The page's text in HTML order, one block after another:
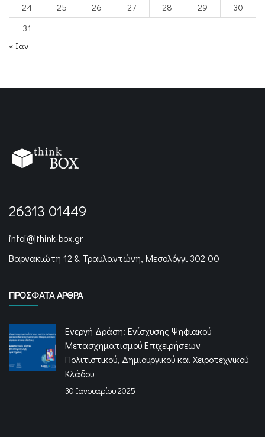
24
25 26 27 28 29
30
31
« Ιαν
26313 01449
info[@]think-box.gr
Βαρνακιώτη 12 & Τραυλαντώνη, Μεσολόγγι 302 00
ΠΡΌΣΦΑΤΑ ΆΡΘΡΑ
Ενεργή Δράση: Ενίσχυσης Ψηφιακού
Μετασχηματισμού Επιχειρήσεων
Πολιτιστικού, Δημιουργικού και Χειροτεχνικού
Κλάδου
30 Ιανουαρίου 2025